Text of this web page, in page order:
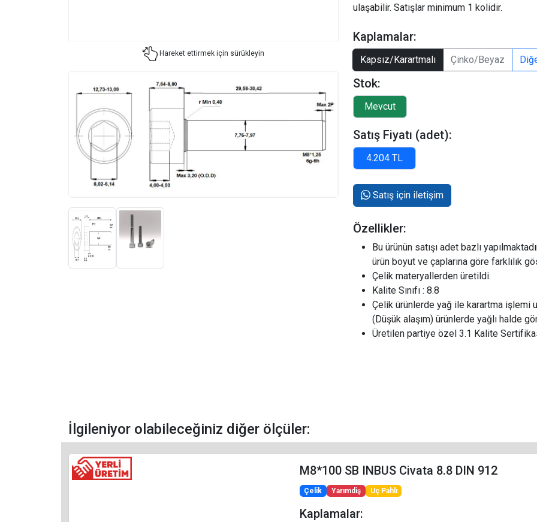
Hareket ettirmek için sürükleyin
ulaşabilir. Satışlar minimum 1 kolidir.
Kaplamalar:
Kapsız/Karartmalı Çinko/Beyaz
Stok:
Satış Fiyatı (adet):
Satış için iletişim
Özellikler:
Bu ürünün satışı adet bazlı
ürün boyut ve çaplarına göre farklılık
Çelik materyallerden üretildi.
Kalite Sınıfı : 8.8
Çelik ürünlerde yağ ile karartma işlemi
(Düşük alaşım) ürünlerde yağlı halde
Üretilen partiye özel 3.1 Kalite
İlgileniyor olabileceğiniz diğer ölçüler:
M8*100 SB INBUS Civata 8.8 DIN 912
Çelik Yarımdiş Uç Pahlı
Kaplamalar: